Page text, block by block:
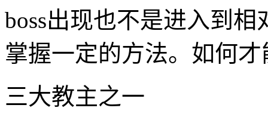
boss出现也不是进入到
掌握一定的方法。如何才
三大教主之一